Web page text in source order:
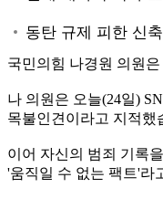
국민의힘 나경원 의원
나 의원은 오늘(24일)
목불인견이라고 지적했
이어 자신의 범죄 기록
'움직일 수 없는 팩트'라